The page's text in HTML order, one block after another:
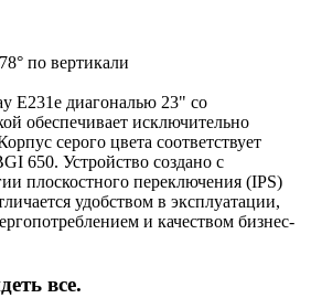
по вертикали
E231e диагональю 23" со
обеспечивает исключительно
серого цвета соответствует
650. Устройство создано с
плоскостного переключения (IPS)
удобством в эксплуатации,
и качеством бизнес-
все.